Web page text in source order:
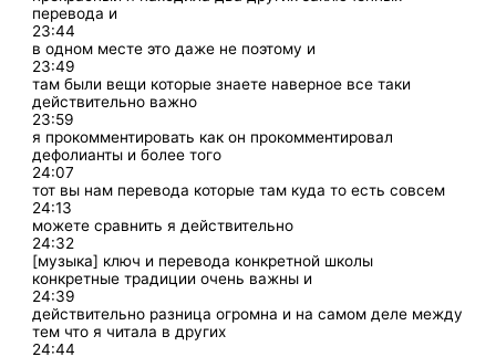
перевода и
23:44
в одном месте это даже не поэтому и
23:49
там были вещи которые знаете наверное все таки
действительно важно
23:59
я прокомментировать как он прокомментировал
дефолианты и более того
24:07
тот вы нам перевода которые там куда то есть совсем
24:13
можете сравнить я действительно
24:32
[музыка] ключ и перевода конкретной школы
конкретные традиции очень важны и
24:39
действительно разница огромна и на самом деле между
тем что я читала в других
24:44